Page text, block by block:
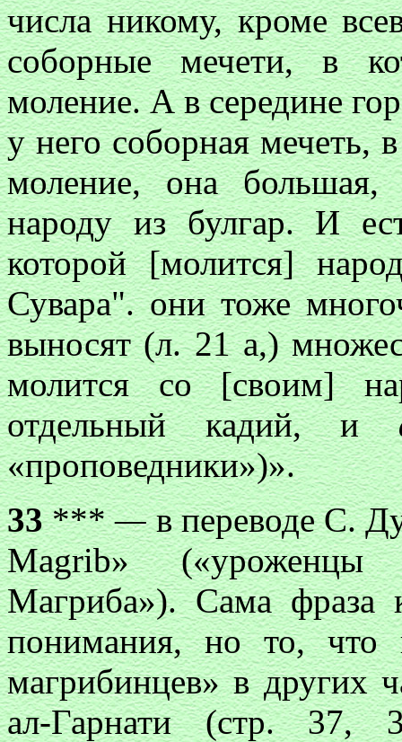
числа никому, кроме
соборные мечети, в
моление. А в середине
у него соборная мечеть,
моление, она
народу из булгар. И
которой [молится]
Сувара". они тоже
выносят (л. 21 а,)
молится со [своим]
отдельный кадий, и
«проповедники»)».
33***—в переводе С.
Magrib» («уроженцы
Магриба»). Сама фраза
понимания, но то,
магрибинцев» в других
ал-Гарнати (стр. 37,